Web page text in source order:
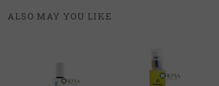
ALSO MAY YOU LIKE